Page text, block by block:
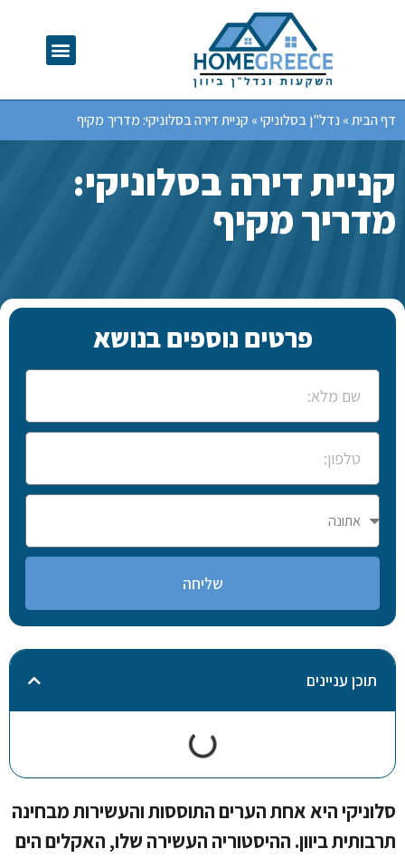
דף הבית» נדל"ן בסלוניקי» קניית דירה בסלוניקי: מדריך מקיף
קניית דירה בסלוניקי:
מדריך מקיף
פרטים נוספים בנושא
שליחה
תוכן עניינים
סלוניקי היא אחת הערים התוססות והעשירות מבחינה
תרבותית ביוון. ההיסטוריה העשירה שלו, האקלים הים